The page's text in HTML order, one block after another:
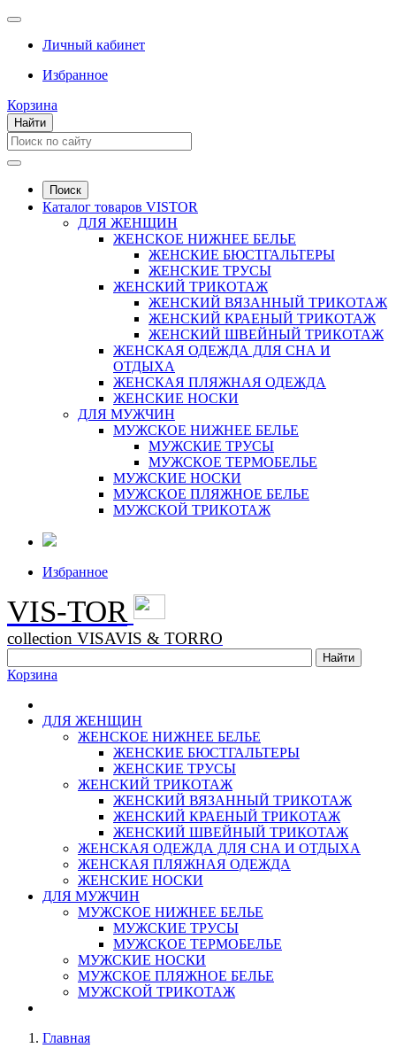
Личный кабинет
Избранное
Корзина
Найти
Поиск
Каталог товаров VISTOR
ДЛЯ ЖЕНЩИН
ЖЕНСКОЕ НИЖНЕЕ БЕЛЬЕ
ЖЕНСКИЕ БЮСТГАЛЬТЕРЫ
ЖЕНСКИЕ ТРУСЫ
ЖЕНСКИЙ ТРИКОТАЖ
ЖЕНСКИЙ ВЯЗАННЫЙ ТРИКОТАЖ
ЖЕНСКИЙ КРАЕНЫЙ ТРИКОТАЖ
ЖЕНСКИЙ ШВЕЙНЫЙ ТРИКОТАЖ
ЖЕНСКАЯ ОДЕЖДА ДЛЯ СНА И
ОТДЫХА
ЖЕНСКАЯ ПЛЯЖНАЯ ОДЕЖДА
ЖЕНСКИЕ НОСКИ
ДЛЯ МУЖЧИН
МУЖСКОЕ НИЖНЕЕ БЕЛЬЕ
МУЖСКИЕ ТРУСЫ
МУЖСКОЕ ТЕРМОБЕЛЬЕ
МУЖСКИЕ НОСКИ
МУЖСКОЕ ПЛЯЖНОЕ БЕЛЬЕ
МУЖСКОЙ ТРИКОТАЖ
Избранное
VIS-TOR
collection VISAVIS & TORRO
Корзина
ДЛЯ ЖЕНЩИН
ЖЕНСКОЕ НИЖНЕЕ БЕЛЬЕ
ЖЕНСКИЕ БЮСТГАЛЬТЕРЫ
ЖЕНСКИЕ ТРУСЫ
ЖЕНСКИЙ ТРИКОТАЖ
ЖЕНСКИЙ ВЯЗАННЫЙ ТРИКОТАЖ
ЖЕНСКИЙ КРАЕНЫЙ ТРИКОТАЖ
ЖЕНСКИЙ ШВЕЙНЫЙ ТРИКОТАЖ
ЖЕНСКАЯ ОДЕЖДА ДЛЯ СНА И ОТДЫХА
ЖЕНСКАЯ ПЛЯЖНАЯ ОДЕЖДА
ЖЕНСКИЕ НОСКИ
ДЛЯ МУЖЧИН
МУЖСКОЕ НИЖНЕЕ БЕЛЬЕ
МУЖСКИЕ ТРУСЫ
МУЖСКОЕ ТЕРМОБЕЛЬЕ
МУЖСКИЕ НОСКИ
МУЖСКОЕ ПЛЯЖНОЕ БЕЛЬЕ
МУЖСКОЙ ТРИКОТАЖ
Главная